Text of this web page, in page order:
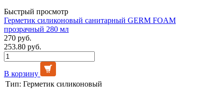
Быстрый просмотр
Герметик силиконовый санитарный GERM FOAM
прозрачный 280 мл
270 руб.
253.80 руб.
В корзину
Тип: Герметик силиконовый